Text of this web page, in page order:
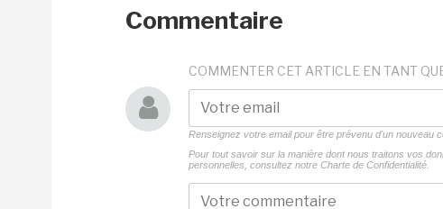
Commentaire
COMMENTER CET ARTICLE EN TANT
Renseignez votre email pour être prévenu d'un nouveau
Pour tout savoir sur la manière dont nous traitons vos
personnelles, consultez notre Charte de Confidentialité.